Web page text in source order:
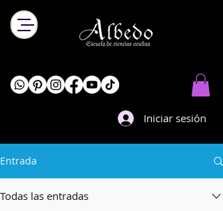
Iniciar sesión
Entrada
Todas las entradas